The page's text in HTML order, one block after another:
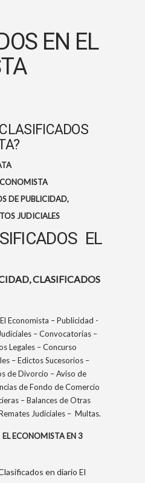
EN EL
DE PUBLICIDAD,
JUDICIALES
EL
CLASIFICADOS
Economista – Publicidad -
– Convocatorias –
Legales – Concurso
– Edictos Sucesorios –
de Divorcio – Aviso de
de Fondo de Comercio
– Balances de Otras
Judiciales – Multas.
ECONOMISTA EN 3
en diario El